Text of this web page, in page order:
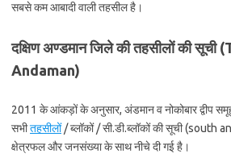
सबसे कम आबादी वाली तहसील है।
दक्षिण अण्डमान जिले की तहसीलों की
Andaman)
2011 के आंकड़ों के अनुसार, अंडमान व नोकोबार द्वीप
सभीतहसीलों/ ब्लॉकों / सी.डी.ब्लॉकों की सूची (south
क्षेत्रफल और जनसंख्या के साथ नीचे दी गई है।